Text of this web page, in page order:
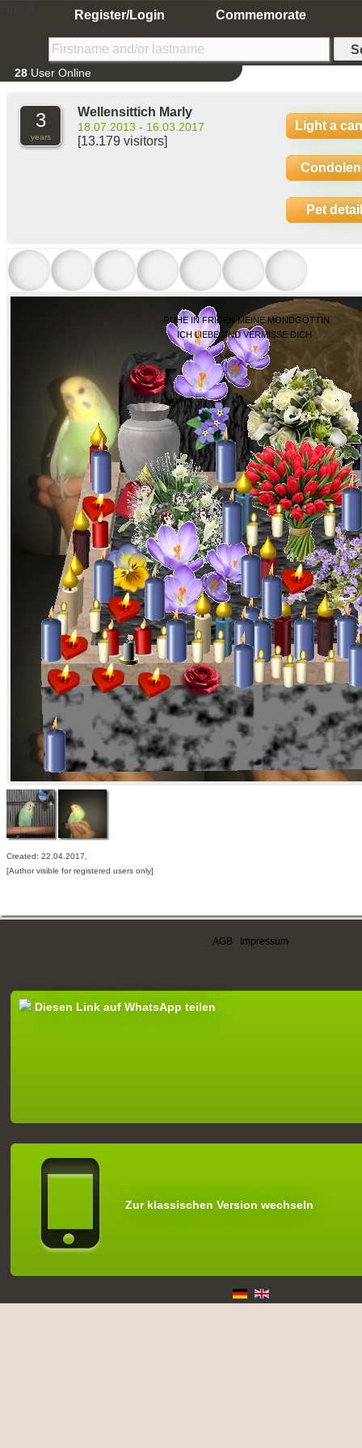
Register/Login Commemorate
28 User Online
3
years
Wellensittich Marly
18.07.2013 - 16.03.2017
[13.179 visitors]
Light a
Pet
RUHE IN FRIDEN MEINE MONDGÖTTIN
ICH LIEBE UND VERMISSE DICH
Created: 22.04.2017,
[Author visible for registered users only]
AGB Impressum
Diesen Link auf WhatsApp teilen
Zur klassischen Version wechseln